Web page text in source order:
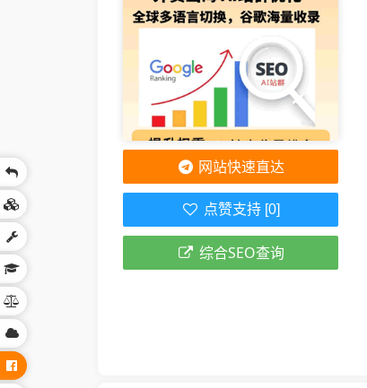
网站快速直达
点赞支持 [0]
综合SEO查询